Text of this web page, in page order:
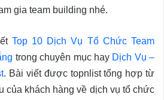
gia team building nhé.
Top 10 Dịch Vụ Tổ Chức Team
trong chuyên mục hay Dịch Vụ –
. Bài viết được topnlist tổng hợp từ
của khách hàng về dịch vụ tổ chức